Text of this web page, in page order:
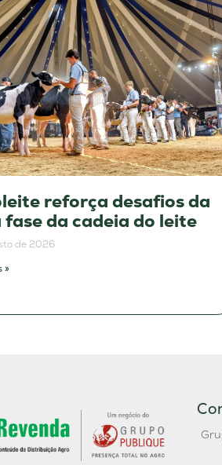
reforça desafios da
fase da cadeia do leite
de 2026
»